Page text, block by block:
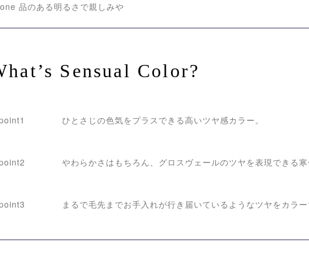
Sensual Color?
ひとさじの色気をプラスできる高いツヤ感カラー。
やわらかさはもちろん、グロスヴェールのツヤを表現できる寒
まるで毛先までお手入れが行き届いているようなツヤをカラー